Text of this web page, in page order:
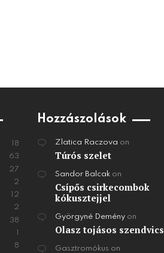
18
63
27
2
12
2
38
8
Hozzászolások
Zlatica Raczova on
Túrós szelet
Sandor Balcakon
Csípős csirkecombok
kókusztejjel
Györgyné Deményon
Olasz tojásos szendvics
Gasztromókus on